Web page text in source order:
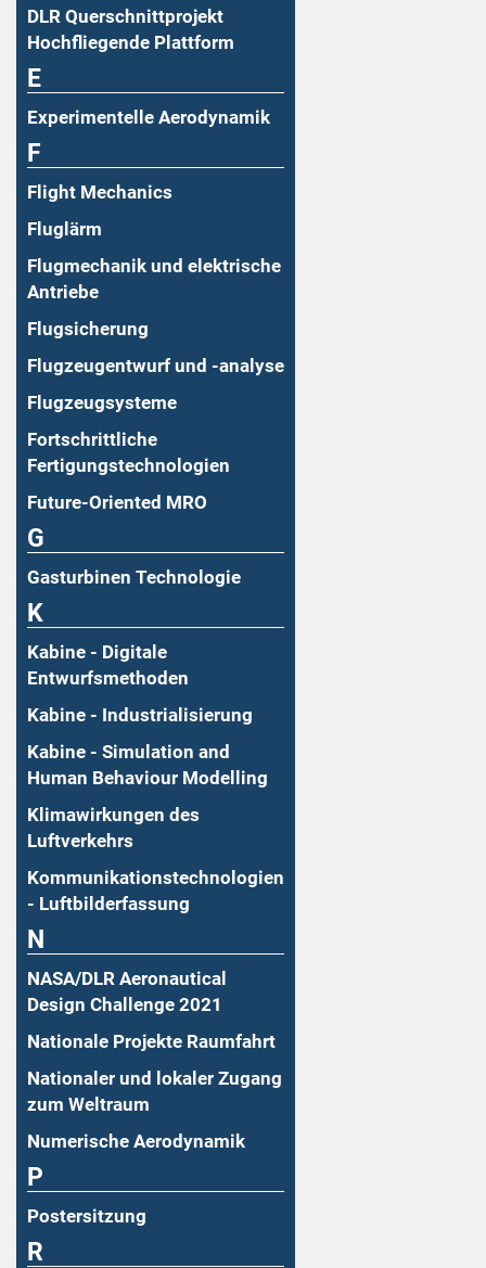
DLR Querschnittprojekt
Hochfliegende Plattform
E
Experimentelle Aerodynamik
F
Flight Mechanics
Fluglärm
Flugmechanik und elektrische
Antriebe
Flugsicherung
Flugzeugentwurf und -analyse
Flugzeugsysteme
Fortschrittliche
Fertigungstechnologien
Future-Oriented MRO
G
Gasturbinen Technologie
K
Kabine - Digitale
Entwurfsmethoden
Kabine - Industrialisierung
Kabine - Simulation and
Human Behaviour Modelling
Klimawirkungen des
Luftverkehrs
Kommunikationstechnologien
- Luftbilderfassung
N
NASA/DLR Aeronautical
Design Challenge 2021
Nationale Projekte Raumfahrt
Nationaler und lokaler Zugang
zum Weltraum
Numerische Aerodynamik
P
Postersitzung
R